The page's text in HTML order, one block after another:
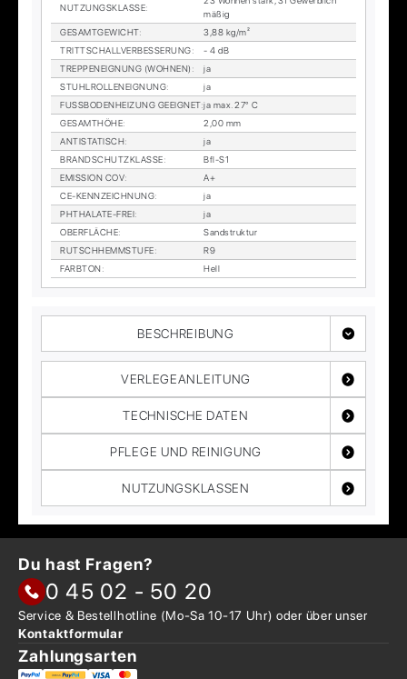
NUT­ZUNGS­KLAS­SE:
mä­ßig
GE­SAMT­GE­WICHT:
3,88 kg/m²
TRITT­SCHALL­VER­BES­SE­RUNG:
- 4 dB
TREP­PEN­EIG­NUNG (WOH­NEN) :
ja
STUHL­ROL­LEN­EIG­NUNG:
ja
FUSS­BO­DEN­HEI­ZUNG GE­EIG­NET:ja max. 27° C
GE­SAMT­HÖ­HE:
2,00 mm
AN­TI­STA­TISCH:
ja
BRAND­SCHUTZ­KLAS­SE:
Bfl-S1
EMIS­SI­ON COV:
A+
CE-KENN­ZEICH­NUNG:
ja
PHTHA­LA­TE-FREI:
ja
OBER­FLÄ­CHE:
Sand­struk­tur
RUTSCH­HEMM­STU­FE:
R9
FARB­TON: Hell
BESCHREIBUNG
VERLEGEANLEITUNG
TECHNISCHE DATEN
PFLEGE UND REINIGUNG
NUTZUNGSKLASSEN
Du hast Fragen?
0 45 02 - 50 20
Service & Bestellhotline (Mo-Sa 10-17 Uhr) oder überunser
Kontaktformular
Zahlungsarten